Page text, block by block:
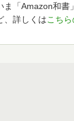
ま「Amazon和書
、詳しくはこち